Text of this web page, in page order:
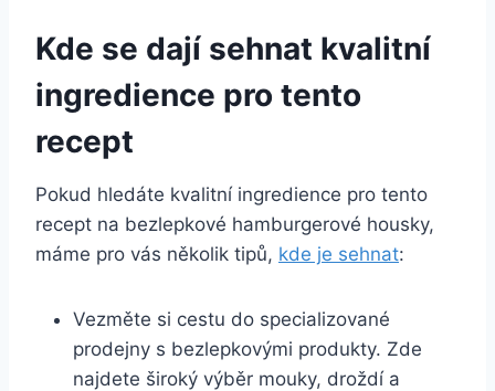
Kde⁣ se dají sehnat kvalitní
ingredience pro tento
recept
Pokud hledáte ⁢kvalitní ingredience pro tento
recept ⁣na bezlepkové hamburgerové ​housky,
máme pro vás několik ⁤tipů, kde je sehnat:
Vezměte si​ cestu do specializované
prodejny s‌ bezlepkovými produkty. Zde
najdete ​široký výběr mouky, droždí a⁢